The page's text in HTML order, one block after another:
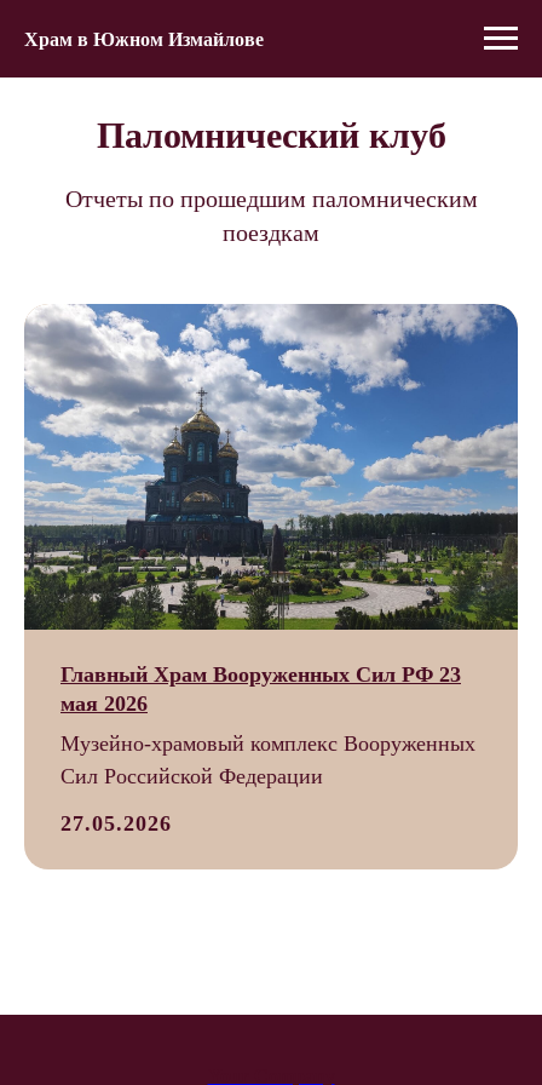
Храм в Южном Измайлове
Паломнический клуб
Отчеты по прошедшим паломническим
поездкам
Главный Храм Вооруженных Сил РФ 23
мая 2026
Музейно-храмовый комплекс Вооруженных
Сил Российской Федерации
27.05.2026